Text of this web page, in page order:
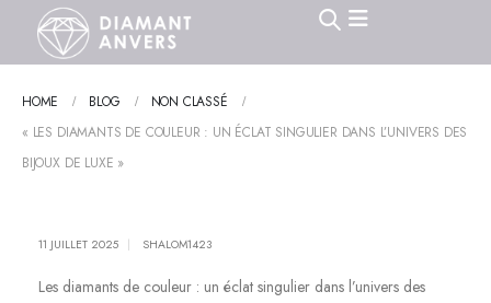
HOME BLOG
NON CLASSÉ
« LES DIAMANTS DE COULEUR : UN ÉCLAT SINGULIER DANS L’UNIVERS DES
BIJOUX DE LUXE »
11 JUILLET 2025 SHALOM1423
Les diamants de couleur : un éclat singulier dans l’univers des